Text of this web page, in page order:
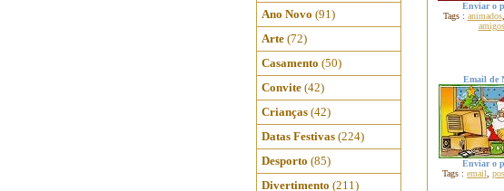
Ano Novo (91)
Arte (72)
Casamento (50)
Convite (42)
Crianças (42)
Datas Festivas (224)
Desporto (85)
Divertimento (211)
Enviar o
Tags : animados,
amigos
Email de
Enviar o
Tags : email